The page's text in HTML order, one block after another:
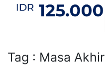
Tag : Masa Akhir